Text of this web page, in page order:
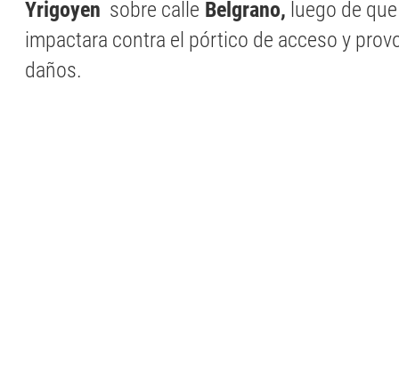
Yrigoyen sobre calle Belgrano, luego de
impactara contra el pórtico de acceso y
daños.